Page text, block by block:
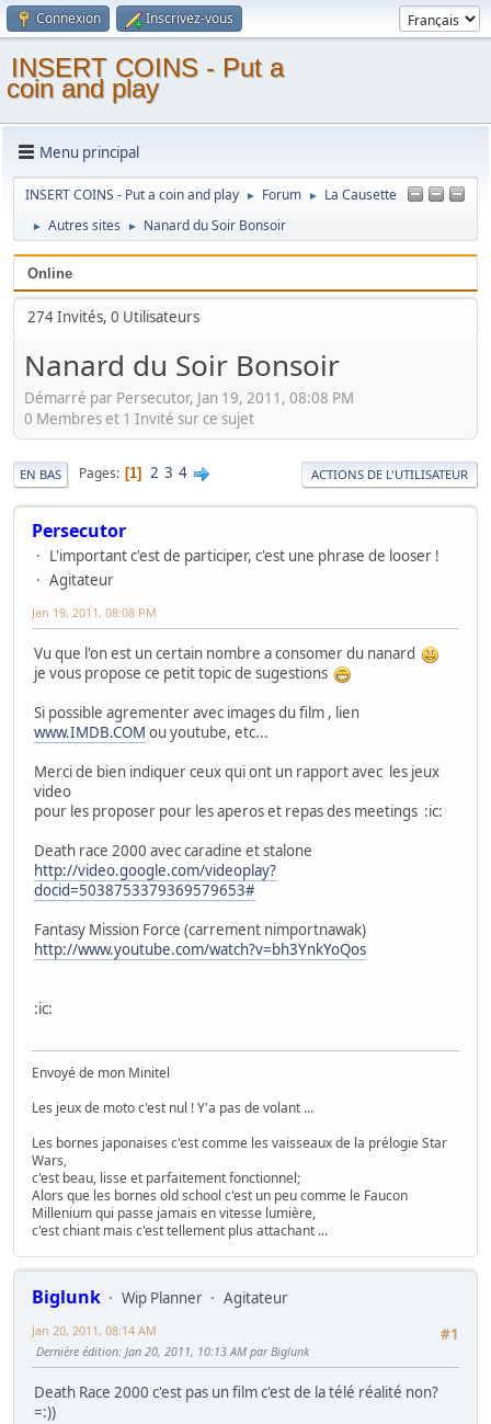
Connexion Inscrivez-vous
INSERT COINS - Put a
coin and play
Menu principal
INSERT COINS - Put a coin and play ► Forum ► La Causette
► Autres sites ► Nanard du Soir Bonsoir
Online
274 Invités, 0 Utilisateurs
Nanard du Soir Bonsoir
Démarré par Persecutor, Jan 19, 2011, 08:08 PM
0 Membres et 1 Invité sur ce sujet
EN BAS Pages 1 2 3 4 ACTIONS DE L'UTILISATEUR
Persecutor
L'important c'est de participer, c'est une phrase de looser !
Agitateur
Jan 19, 2011, 08:08 PM
Vu que l'on est un certain nombre a consomer du nanard
je vous propose ce petit topic de sugestions
Si possible agrementer avec images du film , lien
www.IMDB.COM ou youtube, etc...
Merci de bien indiquer ceux qui ont un rapport avec les jeux
video
pour les proposer pour les aperos et repas des meetings :ic:
Death race 2000 avec caradine et stalone
http://video.google.com/videoplay?
docid=5038753379369579653#
Fantasy Mission Force (carrement nimportnawak)
http://www.youtube.com/watch?v=bh3YnkYoQos
:ic:
Envoyé de mon Minitel
Les jeux de moto c'est nul ! Y'a pas de volant ...
Les bornes japonaises c'est comme les vaisseaux de la prélogie Star
Wars,
c'est beau, lisse et parfaitement fonctionnel;
Alors que les bornes old school c'est un peu comme le Faucon
Millenium qui passe jamais en vitesse lumière,
c'est chiant mais c'est tellement plus attachant ...
Biglunk Wip Planner
Agitateur
#1
Jan 20, 2011, 08:14 AM
Dernière édition: Jan 20, 2011, 10:13 AM par Biglunk
Death Race 2000 c'est pas un film c'est de la télé réalité non?
=:))